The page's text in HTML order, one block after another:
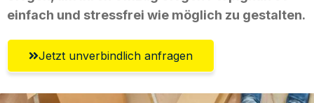
einfach und stressfrei wie möglich zu gestalten.
Jetzt unverbindlich anfragen